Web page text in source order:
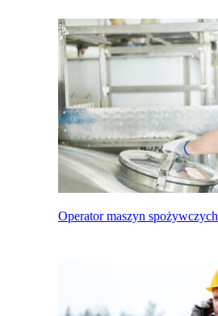
Operator maszyn spożywczych